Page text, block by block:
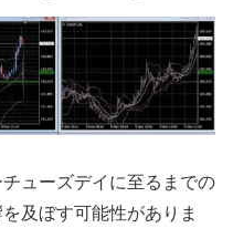
ューズデイに至るまでの
及ぼす可能性がありま